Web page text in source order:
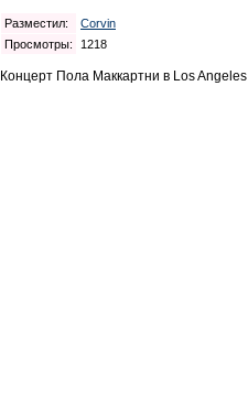
Разместил:
Corvin
Просмотры:
1218
Концерт Пола Маккартни в Los